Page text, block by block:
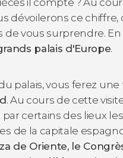
dévoilerons ce chiffre,
de vous surprendre. En
palais d'Europe.
palais, vous ferez une
. Au cours de cette
certains des lieux
de la capitale
de Oriente, le